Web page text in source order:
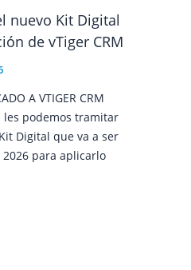
nuevo Kit Digital
de vTiger CRM
A VTIGER CRM
les podemos tramitar
Digital que va a ser
para aplicarlo